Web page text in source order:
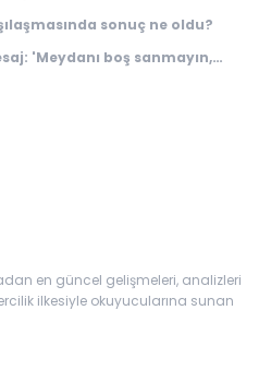
sonuç ne oldu?
'Meydanı boş sanmayın,
en güncel gelişmeleri, analizleri
ilkesiyle okuyucularına sunan